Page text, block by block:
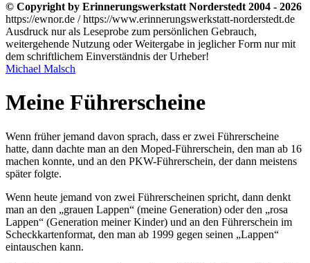
© Copyright by Erinnerungswerkstatt Norderstedt 2004 - 2026
https://ewnor.de / https://www.erinnerungswerkstatt-norderstedt.de
Ausdruck nur als Leseprobe zum persönlichen Gebrauch,
weitergehende Nutzung oder Weitergabe in jeglicher Form nur mit
dem schriftlichem Einverständnis der Urheber!
Michael Malsch
Meine Führerscheine
Wenn früher jemand davon sprach, dass er zwei Führerscheine
hatte, dann dachte man an den Moped-Führerschein, den man ab 16
machen konnte, und an den PKW-Führerschein, der dann meistens
später folgte.
Wenn heute jemand von zwei Führerscheinen spricht, dann denkt
man an den
grauen Lappen (meine Generation) oder den
rosa
Lappen
(Generation meiner Kinder) und an den Führerschein im
Scheckkartenformat, den man ab 1999 gegen seinen
Lappen
eintauschen kann.